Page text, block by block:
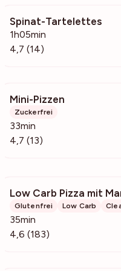
Spinat-Tartelettes
1h05min
4,7 (14)
Mini-Pizzen
Zuckerfrei
33min
4,7 (13)
Low Carb Pizza mit
Glutenfrei Low Carb
35min
4,6 (183)